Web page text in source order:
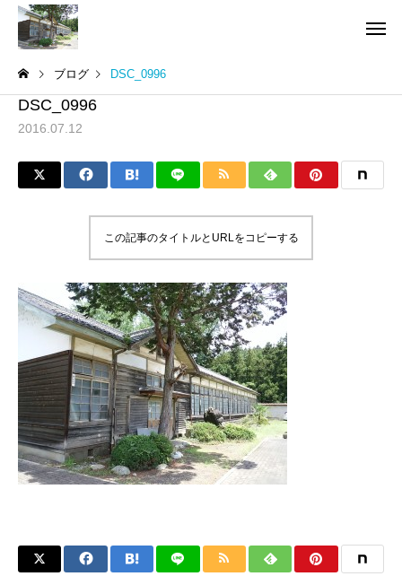
ブログ DSC_0996
DSC_0996
2016.07.12
この記事のタイトルとURLをコピーする